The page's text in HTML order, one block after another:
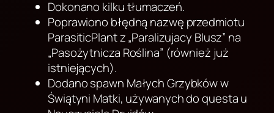
Dokonano kilku tłumaczeń.
Poprawiono błędną nazwę przedmiotu
ParasiticPlant z „Paralizujacy Blusz” na
„Pasożytnicza Roślina” (również już
istniejących).
Dodano spawn Małych Grzybków w
Świątyni Matki, używanych do questa u